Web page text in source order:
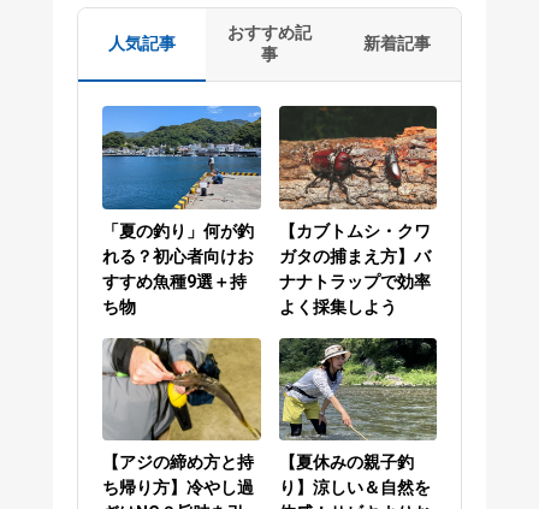
人気記事
おすすめ記
事
新着記事
「夏の釣り」何が釣
れる？初心者向けお
すすめ魚種9選＋持
ち物
【カブトムシ・クワ
ガタの捕まえ方】バ
ナナトラップで効率
よく採集しよう
【アジの締め方と持
ち帰り方】冷やし過
【夏休みの親子釣
り】涼しい＆自然を